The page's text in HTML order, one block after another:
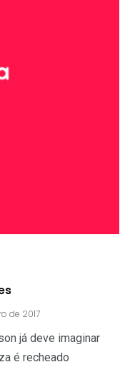
de 2017
já deve imaginar
é recheado